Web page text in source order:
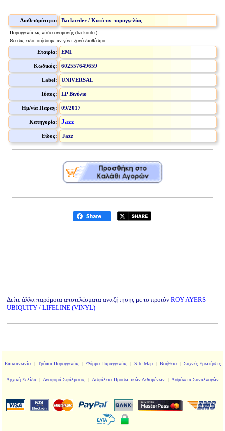
Διαθεσιμότητα: Backorder / Κατόπιν παραγγελίας
Παραγγελία ως λίστα αναμονής (backorder)
Θα σας ειδοποιήσουμε αν γίνει ξανά διαθέσιμο.
Εταιρία: EMI
Κωδικός: 602557649659
Label: UNIVERSAL
Τύπος: LP Βινύλιο
Ημ/νία Παραγ: 09/2017
Κατηγορία: Jazz
Είδος: Jazz
Δείτε άλλα παρόμοια αποτελέσματα αναζήτησης με το προϊόν ROY AYERS
UBIQUITY / LIFELINE (VINYL)
Επικοινωνία| Τρόποι Παραγγελίας| Φόρμα Παραγγελίας| Site Map| Βοήθεια| Συχνές Ερωτήσεις
Αρχική Σελίδα | Αναφορά Σφάλματος | Ασφάλεια Προσωπικών Δεδομένων | Ασφάλεια Συναλλαγών